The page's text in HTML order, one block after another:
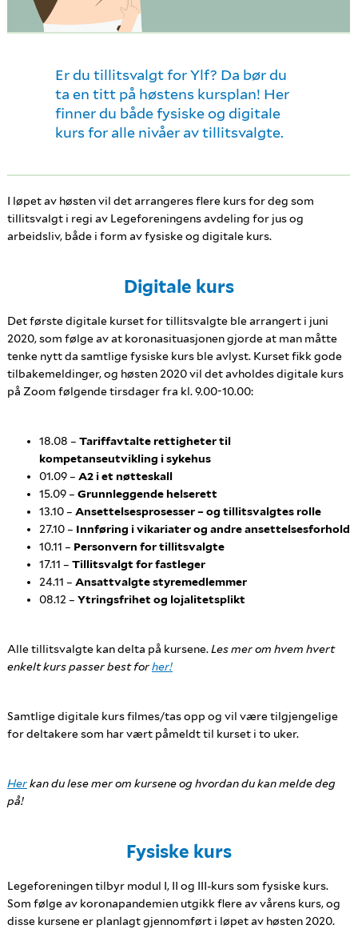
Er du tillitsvalgt for Ylf? Da bør du
ta en titt på høstens kursplan! Her
finner du både fysiske og digitale
kurs for alle nivåer av tillitsvalgte.
I løpet av høsten vil det arrangeres flere kurs for deg som
tillitsvalgt i regi av Legeforeningens avdeling for jus og
arbeidsliv, både i form av fysiske og digitale kurs.
Digitale kurs
Det første digitale kurset for tillitsvalgte ble arrangert i juni
2020, som følge av at koronasituasjonen gjorde at man måtte
tenke nytt da samtlige fysiske kurs ble avlyst. Kurset fikk gode
tilbakemeldinger, og høsten 2020 vil det avholdes digitale kurs
på Zoom følgende tirsdager fra kl. 9.00-10.00:
18.08 – Tariffavtalte rettigheter til
kompetanseutvikling i sykehus
01.09 – A2 i et nøtteskall
15.09 – Grunnleggende helserett
13.10 – Ansettelsesprosesser – og tillitsvalgtes rolle
27.10 – Innføring i vikariater og andre ansettelsesforhold
10.11 – Personvern for tillitsvalgte
17.11 – Tillitsvalgt for fastleger
24.11 – Ansattvalgte styremedlemmer
08.12 – Ytringsfrihet og lojalitetsplikt
Alle tillitsvalgte kan delta på kursene.Les mer om hvem hvert
enkelt kurs passer best forher!
Samtlige digitale kurs filmes/tas opp og vil være tilgjengelige
for deltakere som har vært påmeldt til kurset i to uker.
Herkan du lese mer om kursene og hvordan du kan melde deg
på!
Fysiske kurs
Legeforeningen tilbyr modul I, II og III-kurs som fysiske kurs.
Som følge av koronapandemien utgikk flere av vårens kurs, og
disse kursene er planlagt gjennomført i løpet av høsten 2020.